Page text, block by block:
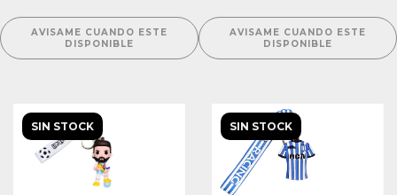
AVISAME CUANDO ESTE
DISPONIBLE
AVISAME CUANDO ESTE
DISPONIBLE
SIN STOCK SIN STOCK